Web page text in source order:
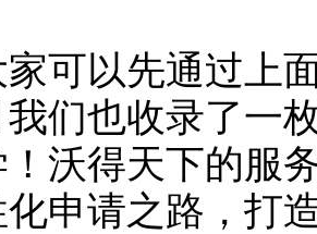
可以先通过上
们也收录了一
沃得天下的服
申请之路，打